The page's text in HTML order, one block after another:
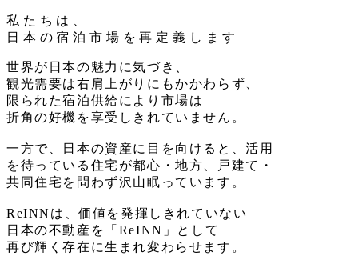
私たちは、
日本の宿泊市場を再定義します
世界が日本の魅力に気づき、
観光需要は右肩上がりにもかかわらず、
限られた宿泊供給により市場は
折角の好機を享受しきれていません。
一方で、日本の資産に目を向けると、活用
を待っている住宅が都心・地方、戸建て・
共同住宅を問わず沢山眠っています。
ReINNは、価値を発揮しきれていない
日本の不動産を「ReINN」として
再び輝く存在に生まれ変わらせます。